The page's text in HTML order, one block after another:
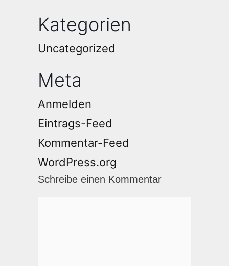
Kategorien
Uncategorized
Meta
Anmelden
Eintrags-Feed
Kommentar-Feed
WordPress.org
Schreibe einen Kommentar